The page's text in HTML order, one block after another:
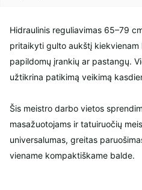
Hidraulinis reguliavimas 65–79
pritaikyti gulto aukštį
papildomų įrankių ar pastangų.
užtikrina patikimą veikimą
Šis meistro darbo vietos
masažuotojams ir tatuiruočių
universalumas, greitas
viename kompaktiškame balde.